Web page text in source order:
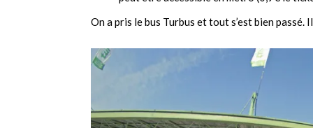
On a pris le bus Turbus et tout s’est bien